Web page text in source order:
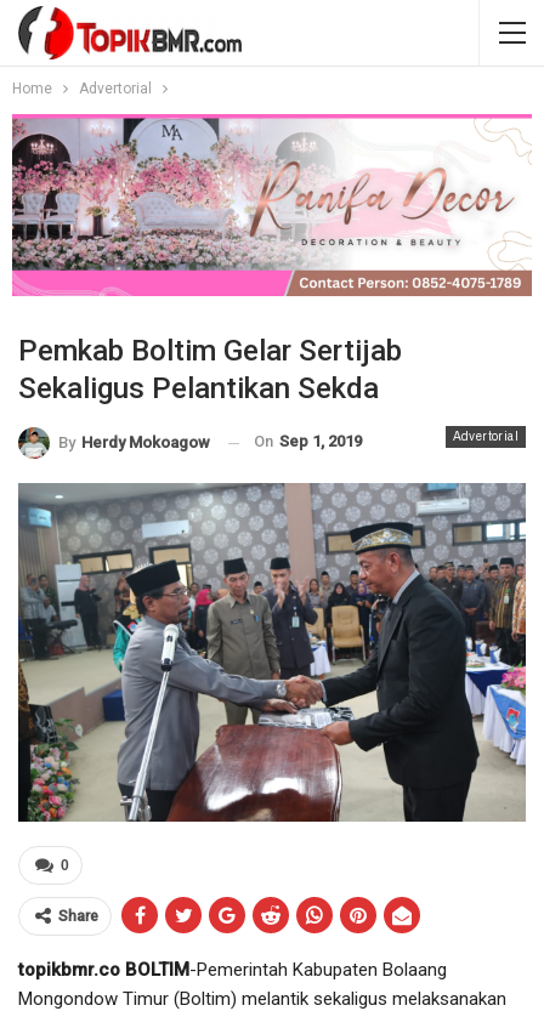
Home Advertorial
Pemkab Boltim Gelar Sertijab
Sekaligus Pelantikan Sekda
Advertorial
By Herdy Mokoagow On Sep 1, 2019
0
Share
topikbmr.co BOLTIM-Pemerintah Kabupaten Bolaang
Mongondow Timur (Boltim) melantik sekaligus melaksanakan